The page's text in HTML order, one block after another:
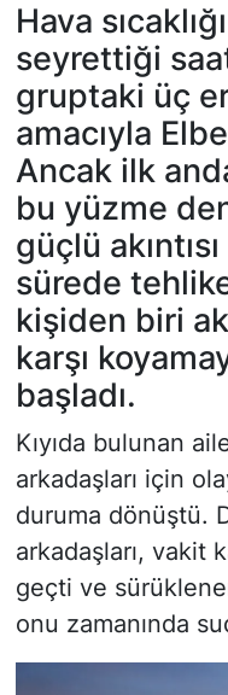
Hava
seyrettiği
gruptaki üç
amacıyla
Ancak ilk
bu yüzme
güçlü
sürede
kişiden biri
karşı
başladı.
Kıyıda bulunan
arkadaşları için
duruma dönüştü.
arkadaşları, vakit
geçti ve
onu zamanında